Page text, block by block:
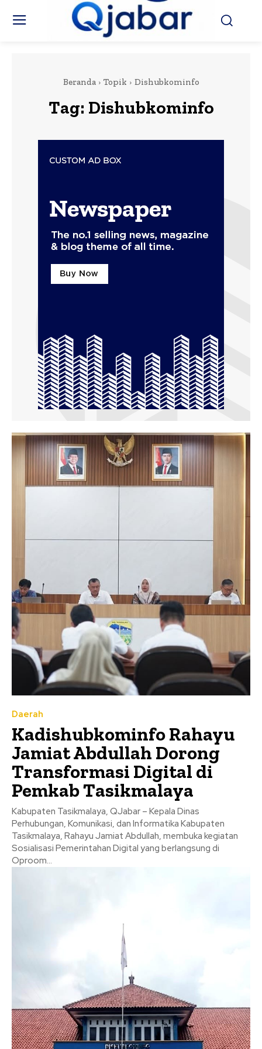
Beranda Topik Dishubkominfo
Tag: Dishubkominfo
Daerah
Kadishubkominfo Rahayu
Jamiat Abdullah Dorong
Transformasi Digital di
Pemkab Tasikmalaya
Kabupaten Tasikmalaya, QJabar – Kepala Dinas
Perhubungan, Komunikasi, dan Informatika Kabupaten
Tasikmalaya, Rahayu Jamiat Abdullah, membuka kegiatan
Sosialisasi Pemerintahan Digital yang berlangsung di
Oproom...